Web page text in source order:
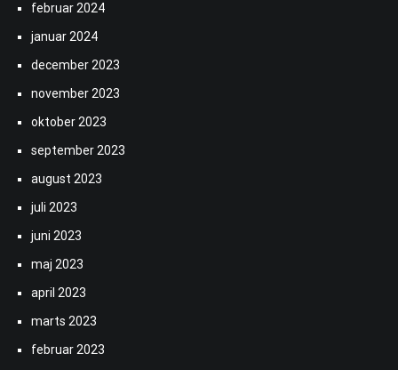
februar 2024
januar 2024
december 2023
november 2023
oktober 2023
september 2023
august 2023
juli 2023
juni 2023
maj 2023
april 2023
marts 2023
februar 2023